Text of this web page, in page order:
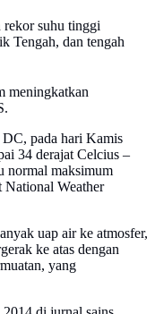
rekor suhu tinggi
Tengah, dan tengah
meningkatkan
pada hari Kamis
34 derajat Celcius –
normal maksimum
National Weather
uap air ke atmosfer,
ke atas dengan
yang